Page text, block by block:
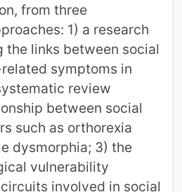
from three
1) a research
the links between social
symptoms in
review
between social
such as orthorexia
dysmorphia; 3) the
vulnerability
involved in social